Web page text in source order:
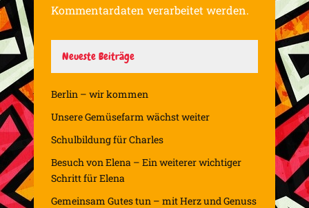
Kommentardaten verarbeitet werden.
Neueste Beiträge
Berlin – wir kommen
Unsere Gemüsefarm wächst weiter
Schulbildung für Charles
Besuch von Elena – Ein weiterer wichtiger
Schritt für Elena
Gemeinsam Gutes tun – mit Herz und Genuss